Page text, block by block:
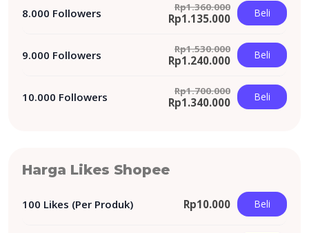
8.000 Followers Rp1.360.000
Rp1.135.000 Beli
9.000 Followers Rp1.530.000
Rp1.240.000 Beli
10.000 Followers Rp1.700.000
Rp1.340.000 Beli
Harga Likes Shopee
100 Likes (Per Produk) Rp10.000 Beli